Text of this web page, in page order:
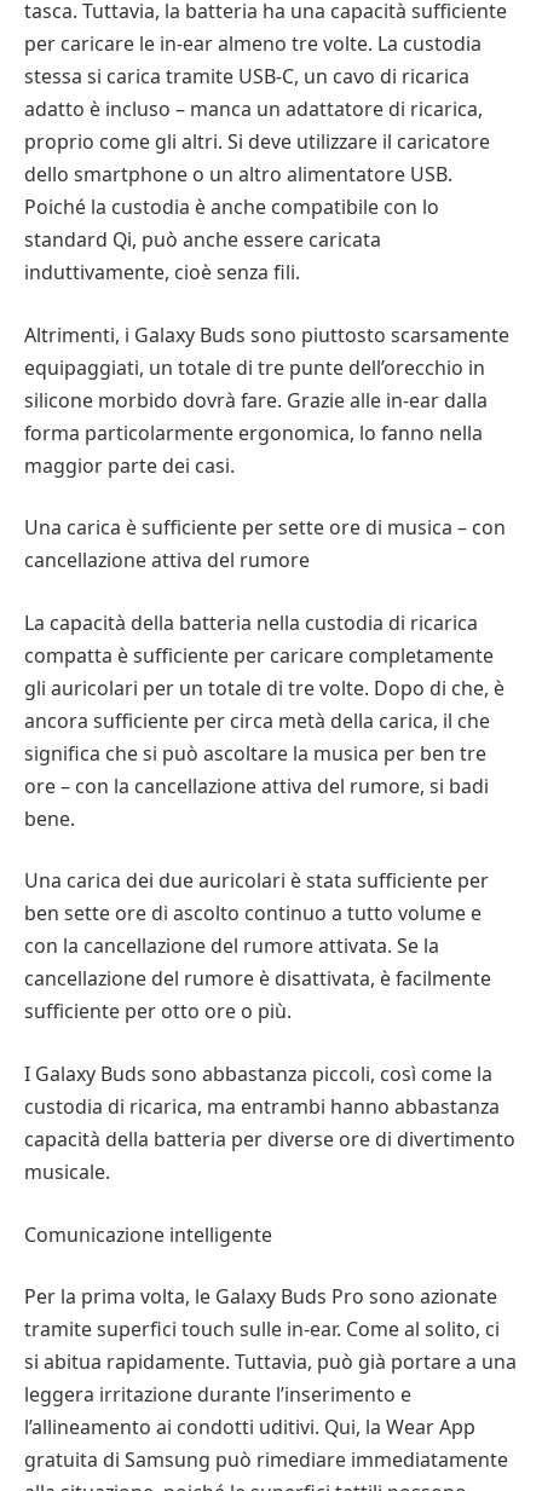
tasca. Tuttavia, la batteria ha una capacità sufficiente
per caricare le in-ear almeno tre volte. La custodia
stessa si carica tramite USB-C, un cavo di ricarica
adatto è incluso – manca un adattatore di ricarica,
proprio come gli altri. Si deve utilizzare il caricatore
dello smartphone o un altro alimentatore USB.
Poiché la custodia è anche compatibile con lo
standard Qi, può anche essere caricata
induttivamente, cioè senza fili.
Altrimenti, i Galaxy Buds sono piuttosto scarsamente
equipaggiati, un totale di tre punte dell’orecchio in
silicone morbido dovrà fare. Grazie alle in-ear dalla
forma particolarmente ergonomica, lo fanno nella
maggior parte dei casi.
Una carica è sufficiente per sette ore di musica – con
cancellazione attiva del rumore
La capacità della batteria nella custodia di ricarica
compatta è sufficiente per caricare completamente
gli auricolari per un totale di tre volte. Dopo di che, è
ancora sufficiente per circa metà della carica, il che
significa che si può ascoltare la musica per ben tre
ore – con la cancellazione attiva del rumore, si badi
bene.
Una carica dei due auricolari è stata sufficiente per
ben sette ore di ascolto continuo a tutto volume e
con la cancellazione del rumore attivata. Se la
cancellazione del rumore è disattivata, è facilmente
sufficiente per otto ore o più.
I Galaxy Buds sono abbastanza piccoli, così come la
custodia di ricarica, ma entrambi hanno abbastanza
capacità della batteria per diverse ore di divertimento
musicale.
Comunicazione intelligente
Per la prima volta, le Galaxy Buds Pro sono azionate
tramite superfici touch sulle in-ear. Come al solito, ci
si abitua rapidamente. Tuttavia, può già portare a una
leggera irritazione durante l’inserimento e
l’allineamento ai condotti uditivi. Qui, la Wear App
gratuita di Samsung può rimediare immediatamente